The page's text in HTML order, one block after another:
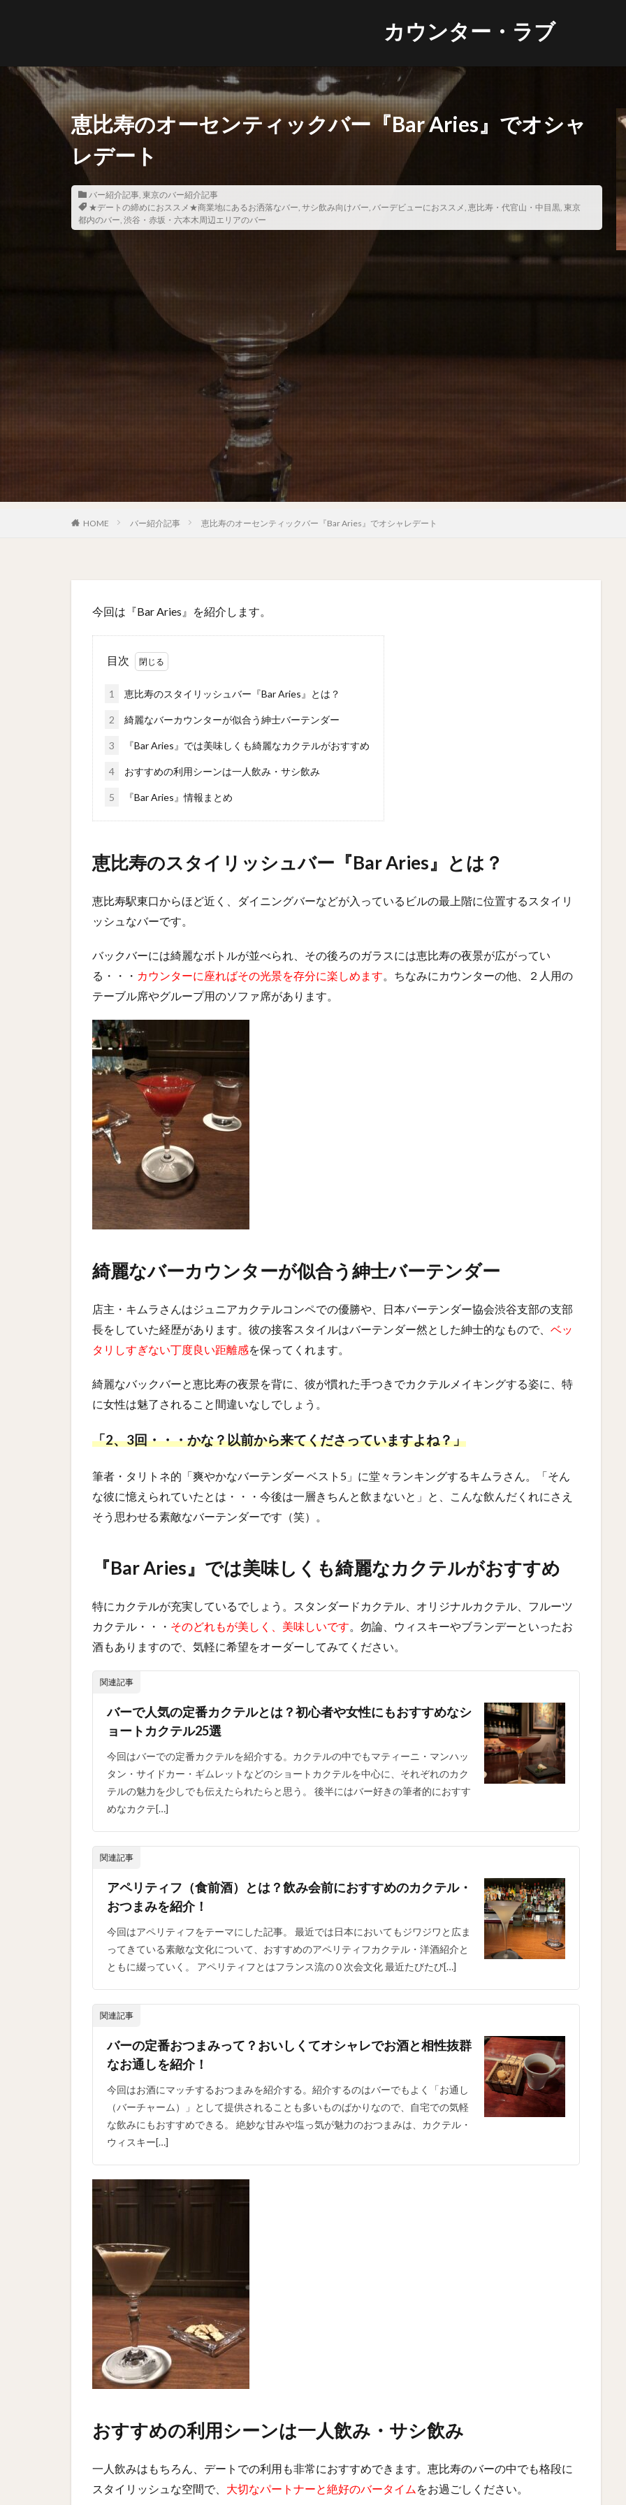
カウンター・ラブ
恵比寿のオーセンティックバー『Bar Aries』でオシャ
レデート
バー紹介記事, 東京のバー紹介記事
★デートの締めにおススメ★商業地にあるお洒落なバー, サシ飲み向けバー, バーデビューにおススメ, 恵比寿・代官山・中目黒, 東京
都内のバー, 渋谷・赤坂・六本木周辺エリアのバー
HOME バー紹介記事 恵比寿のオーセンティックバー『Bar Aries』でオシャレデート
今回は『Bar Aries』を紹介します。
目次
1 恵比寿のスタイリッシュバー『Bar Aries』とは？
2 綺麗なバーカウンターが似合う紳士バーテンダー
3 『Bar Aries』では美味しくも綺麗なカクテルがおすすめ
4 おすすめの利用シーンは一人飲み・サシ飲み
5 『Bar Aries』情報まとめ
恵比寿のスタイリッシュバー『Bar Aries』とは？
恵比寿駅東口からほど近く、ダイニングバーなどが入っているビルの最上階に位置するスタイリ
ッシュなバーです。
バックバーには綺麗なボトルが並べられ、その後ろのガラスには恵比寿の夜景が広がってい
る・・・ カウンターに座ればその光景を存分に楽しめます 。ちなみにカウンターの他、２人用の
テーブル席やグループ用のソファ席があります。
綺麗なバーカウンターが似合う紳士バーテンダー
店主・キムラさんはジュニアカクテルコンペでの優勝や、日本バーテンダー協会渋谷支部の支部
長をしていた経歴があります。彼の接客スタイルはバーテンダー然とした紳士的なもので、 ベッ
タリしすぎない丁度良い距離感を保ってくれます。
綺麗なバックバーと恵比寿の夜景を背に、彼が慣れた手つきでカクテルメイキングする姿に、特
に女性は魅了されること間違いなしでしょう。
「2、3回・・・かな？以前から来てくださっていますよね？」
筆者・タリトネ的「爽やかなバーテンダー ベスト5」に堂々ランキングするキムラさん。「そん
な彼に憶えられていたとは・・・今後は一層きちんと飲まないと」と、こんな飲んだくれにさえ
そう思わせる素敵なバーテンダーです（笑）。
『Bar Aries』では美味しくも綺麗なカクテルがおすすめ
特にカクテルが充実しているでしょう。スタンダードカクテル、オリジナルカクテル、フルーツ
カクテル・・・ そのどれもが美しく、美味しいです 。勿論、ウィスキーやブランデーといったお
酒もありますので、気軽に希望をオーダーしてみてください。
関連記事
バーで人気の定番カクテルとは？初心者や女性にもおすすめなシ
ョートカクテル25選
今回はバーでの定番カクテルを紹介する。カクテルの中でもマティーニ・マンハッ
タン・サイドカー・ギムレットなどのショートカクテルを中心に、それぞれのカク
テルの魅力を少しでも伝えたられたらと思う。 後半にはバー好きの筆者的におすす
めなカクテ[…]
関連記事
アペリティフ（食前酒）とは？飲み会前におすすめのカクテル・
おつまみを紹介！
今回はアペリティフをテーマにした記事。 最近では日本においてもジワジワと広ま
ってきている素敵な文化について、おすすめのアペリティフカクテル・洋酒紹介と
ともに綴っていく。 アペリティフとはフランス流の０次会文化 最近たびたび[…]
関連記事
バーの定番おつまみって？おいしくてオシャレでお酒と相性抜群
なお通しを紹介！
今回はお酒にマッチするおつまみを紹介する。紹介するのはバーでもよく「お通し
（バーチャーム）」として提供されることも多いものばかりなので、自宅での気軽
な飲みにもおすすめできる。 絶妙な甘みや塩っ気が魅力のおつまみは、カクテル・
ウィスキー[…]
おすすめの利用シーンは一人飲み・サシ飲み
一人飲みはもちろん、デートでの利用も非常におすすめできます。恵比寿のバーの中でも格段に
スタイリッシュな空間で、 大切なパートナーと絶好のバータイム をお過ごしください。